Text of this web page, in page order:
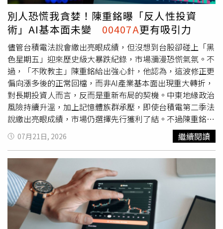
險。整體而言，施雅棠認為，在大盤動盪時，真正值得觀察
的重點，不是短線漲跌，而是基金能否「依照市場變化調整
持股」。未來00407A是否能持續依循既有策略、靈活因應
盤勢變化，將是評估其長期投資潛力的重要關鍵。※免責聲
明：文中所提之個股、ETF內容，並非任何投資建議與參
考，請審慎判斷評估風險，自負盈虧。◎本文內容已獲美股
夢想家貼文授權。
別人恐慌我貪婪！陳重銘曝「反人性投資
術」AI基本面未變 00407A更有吸引力
儘管台積電法說會繳出亮眼成績，但沒想到台股卻碰上「黑
色星期五」迎來歷史級大暴跌紀錄，市場瀰漫恐慌氣氛。不
過，「不敗教主」陳重銘給出強心針，他認為，這波修正更
偏向漲多後的正常回檔，而非AI產業基本面出現重大轉折，
對長期投資人而言，反而是重新布局的契機。中東地緣政治
風險持續升溫，加上記憶體族群承壓，即使台積電第二季法
說繳出亮眼成績，市場仍選擇先行獲利了結。不過陳重銘在
文章上指出，台積電將資本支出提高至600～640億美元，
顯示AI需求依舊強勁，美國6月零售銷售及就業數據仍優於
預期，整體經濟應可維持韌性。整體而言，這波AI相關個股
的修正，比較偏向漲多回檔，並非基本面出現重大轉折。陳
重銘認為，股災雖然很恐怖，但也提供進場的好時機。尤
其，對於大多數的投資人而言，ETF還是非常好的選擇，可
以分散到數十檔的成分股，主動型的還有經理人幫忙操作跟
把關，你只要擬定投資策略：要不要領股利，定期定額，逢
低加碼等。談到近期市場關注的主動凱基台灣
07月21日, 2026 繼續閱讀